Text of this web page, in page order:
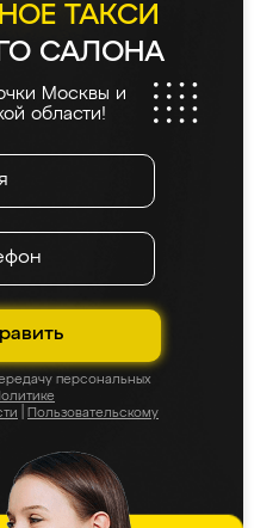
ТАКСИ
САЛОНА
Москвы и
области!
персональных
Пользовательскому